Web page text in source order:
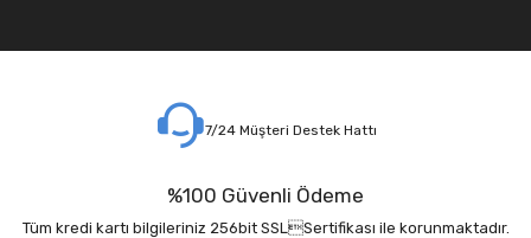
7/24 Müşteri Destek Hattı
%100 Güvenli Ödeme
Tüm kredi kartı bilgileriniz 256bit SSLSertifikası ile korunmaktadır.